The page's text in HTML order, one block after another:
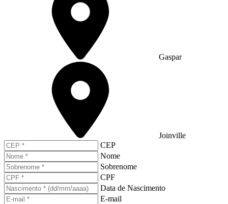
Gaspar
Joinville
CEP
Nome
Sobrenome
CPF
Data de Nascimento
E-mail